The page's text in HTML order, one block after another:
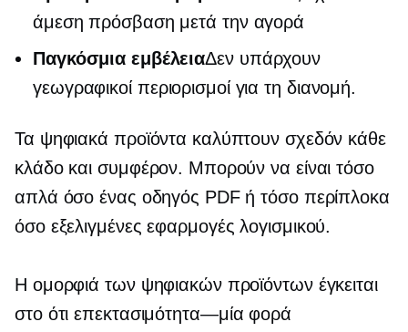
άμεση πρόσβαση μετά την αγορά
Παγκόσμια εμβέλειαΔεν υπάρχουν
γεωγραφικοί περιορισμοί για τη διανομή.
Τα ψηφιακά προϊόντα καλύπτουν σχεδόν κάθε
κλάδο και συμφέρον. Μπορούν να είναι τόσο
απλά όσο ένας οδηγός PDF ή τόσο περίπλοκα
όσο εξελιγμένες εφαρμογές λογισμικού.
Η ομορφιά των ψηφιακών προϊόντων έγκειται
στο ότιεπεκτασιμότητα—μία φορά